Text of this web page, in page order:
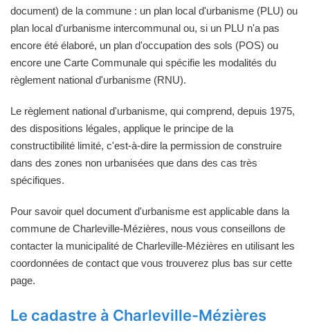
document) de la commune : un plan local d'urbanisme (PLU) ou
plan local d'urbanisme intercommunal ou, si un PLU n'a pas
encore été élaboré, un plan d'occupation des sols (POS) ou
encore une Carte Communale qui spécifie les modalités du
règlement national d'urbanisme (RNU).
Le règlement national d'urbanisme, qui comprend, depuis 1975,
des dispositions légales, applique le principe de la
constructibilité limité, c'est-à-dire la permission de construire
dans des zones non urbanisées que dans des cas très
spécifiques.
Pour savoir quel document d'urbanisme est applicable dans la
commune de Charleville-Mézières, nous vous conseillons de
contacter la municipalité de Charleville-Mézières en utilisant les
coordonnées de contact que vous trouverez plus bas sur cette
page.
Le cadastre à Charleville-Mézières